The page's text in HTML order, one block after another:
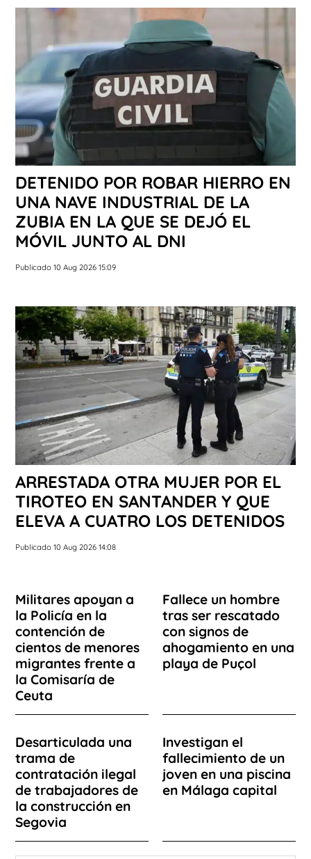
DETENIDO POR ROBAR HIERRO EN
UNA NAVE INDUSTRIAL DE LA
ZUBIA EN LA QUE SE DEJÓ EL
MÓVIL JUNTO AL DNI
Publicado 10 Aug 2026 15:09
ARRESTADA OTRA MUJER POR EL
TIROTEO EN SANTANDER Y QUE
ELEVA A CUATRO LOS DETENIDOS
Publicado 10 Aug 2026 14:08
Militares apoyan a
la Policía en la
contención de
cientos de menores
migrantes frente a
la Comisaría de
Ceuta
Fallece un hombre
tras ser rescatado
con signos de
ahogamiento en una
playa de Puçol
Desarticulada una
trama de
contratación ilegal
de trabajadores de
la construcción en
Segovia
Investigan el
fallecimiento de un
joven en una piscina
en Málaga capital